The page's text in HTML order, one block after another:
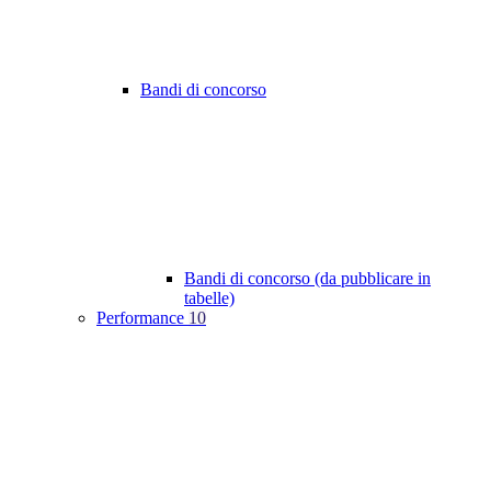
Bandi di concorso
Bandi di concorso (da pubblicare in
tabelle)
Performance 10